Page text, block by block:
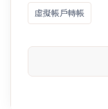
虛擬帳戶轉帳